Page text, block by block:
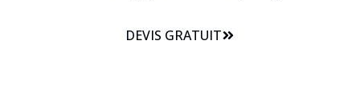
DEVIS GRATUIT